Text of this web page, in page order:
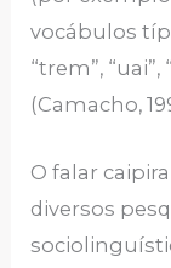
vocábulos
“trem”,
(Camacho,
O falar
diversos